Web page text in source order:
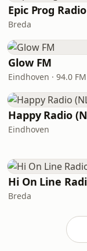
Epic Prog Radio
Breda
Glow FM
Eindhoven · 94.0 FM
Happy Radio
Eindhoven
Breda